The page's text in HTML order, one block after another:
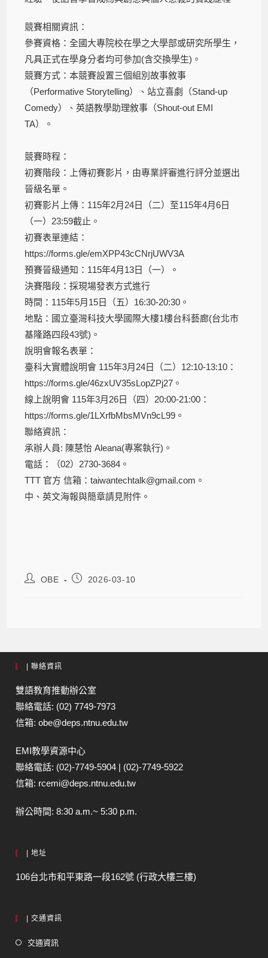
競賽相關資訊：
參賽資格：全國大專院校在學之大學部或研究所學生，
凡具正式在學身分者均可參加(含交換學生)。
競賽方式：本競賽設置三個組別故事敘事
（Performative Storytelling）、站立喜劇（Stand-up
Comedy）、英語教學助理敘事（Shout-out EMI
TA）。
競賽時程：
初賽階段：上傳初賽影片，由專業評審進行評分並選出
晉級名單。
初賽影片上傳：115年2月24日（二）至115年4月6日
（一）23:59截止。
初賽表單連結：
https://forms.gle/emXPP43cCNrjUWV3A
預賽晉級通知：115年4月13日（一）。
決賽階段：採現場發表方式進行
時間：115年5月15日（五）16:30-20:30。
地點：國立臺灣科技大學國際大樓1樓台科藝廊(台北巿
基隆路四段43號)。
說明會報名表單：
臺科大實體說明會 115年3月24日（二）12:10-13:10：
https://forms.gle/46zxUV35sLopZPj27。
線上說明會 115年3月26日（四）20:00-21:00：
https://forms.gle/1LXrfbMbsMVn9cL99。
聯絡資訊：
承辦人員: 陳慧怡 Aleana(專案執行)。
電話：（02）2730-3684。
TTT 官方 信箱：taiwantechtalk@gmail.com。
中、英文海報與簡章請見附件。
OBE 2026-03-10
| 聯絡資訊
雙語教育推動辦公室
聯絡電話: (02) 7749-7973
信箱: obe@deps.ntnu.edu.tw
EMI教學資源中心
聯絡電話: (02)-7749-5904 | (02)-7749-5922
信箱: rcemi@deps.ntnu.edu.tw
辦公時間: 8:30 a.m.~ 5:30 p.m.
| 地址
106台北市和平東路一段162號 (行政大樓三樓)
| 交通資訊
交通資訊